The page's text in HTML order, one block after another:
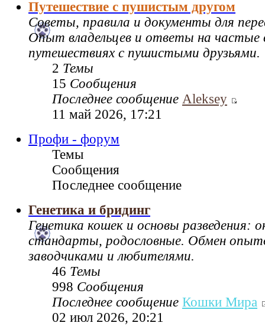
Путешествие с пушистым другом
Советы, правила и документы для
Опыт владельцев и ответы на частые
путешествиях с пушистыми друзьями.
2 Темы
15 Сообщения
Последнее сообщение Aleksey
11 май 2026, 17:21
Профи - форум
Темы
Сообщения
Последнее сообщение
Генетика и бридинг
Генетика кошек и основы разведения:
стандарты, родословные. Обмен
заводчиками и любителями.
46 Темы
998 Сообщения
Последнее сообщение Кошки Мира
02 июл 2026, 20:21